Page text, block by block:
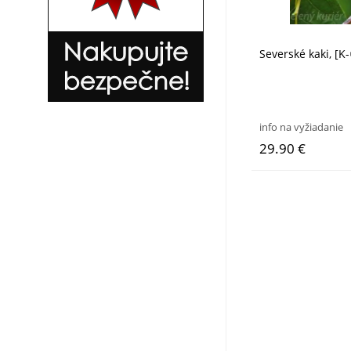
Severské kaki,
info na vyžiadanie
29.90 €